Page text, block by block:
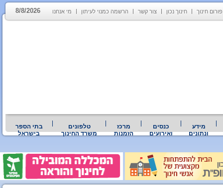
פורום חינוך חינוך נכון צור קשר הרשמה כמנוי לעיתון מי אנחנו 8/8/2026
מידע
ונתונים
כנסים
ואירועים
מרכז
הזמנות
טלפונים
משרד החינוך
בתי הספר
בישראל